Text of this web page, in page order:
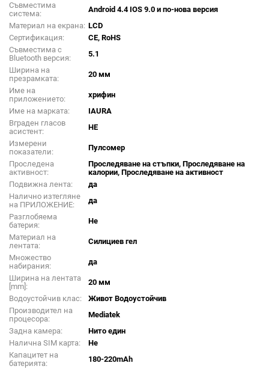
Съвместима
система:
Android 4.4 IOS 9.0 и по-нова версия
Материал на екрана: LCD
Сертификация:
CE, RoHS
Съвместима с
Bluetooth версия:
5.1
Ширина на
презрамката:
20 мм
Име на
приложението:
хрифин
Име на марката:
IAURA
Вграден гласов
асистент:
НЕ
Измерени
показатели:
Пулсомер
Проследена
активност:
Проследяване на стъпки, Проследяване на
калории, Проследяване на активност
Подвижна лента:
да
Налично изтегляне
на ПРИЛОЖЕНИЕ:
да
Разглобяема
батерия:
Не
Материал на
лентата:
Силициев гел
Множество
набирания:
да
Ширина на лентата
[mm]:
20 мм
Водоустойчив клас:
Живот Водоустойчив
Производител на
процесора:
Mediatek
Задна камера:
Нито един
Налична SIM карта:
Не
Капацитет на
батерията:
180-220mAh